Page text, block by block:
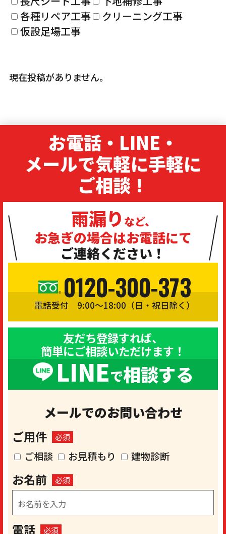
各種リペア工事
クリーニング工事
仮設足場工事
現在投稿がありません。
お電話・LINE・
メールで気軽に手軽に
ご相談！
雨漏り など、
お急ぎの場合はお電話にて
ご連絡ください！
0120-300-373
電話受付 9:00〜18:00（日・祝日除く）
友だち登録すれば、
簡単にご相談いただけます！
LINEで相談する
メールでのお問い合わせ
ご用件 必須
ご相談 お見積もり 建物診断
お名前 必須
電話 必須